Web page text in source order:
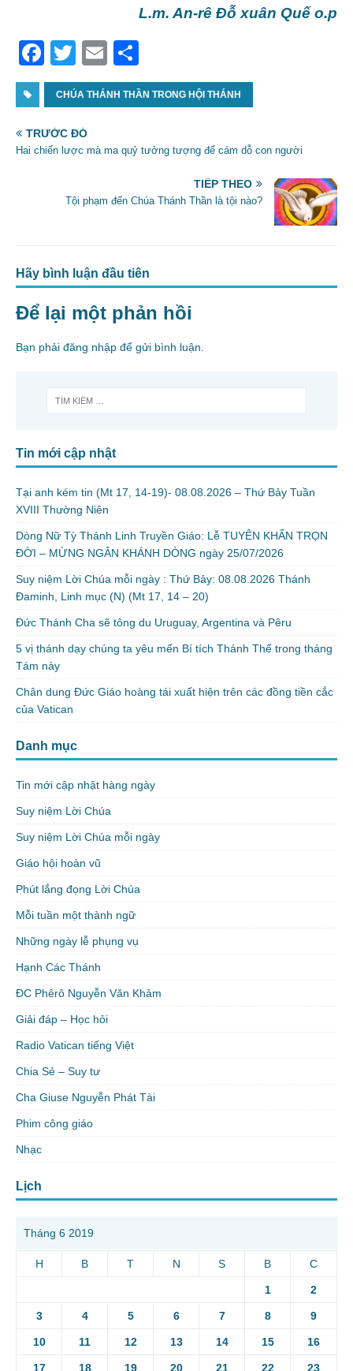
L.m. An-rê Đỗ xuân Quế o.p
F
a
c
e
b
T
w
itt
er
E
m
ai
h
ar
CHÚA THÁNH THẦN TRONG HỘI THÁNH
TRƯỚC ĐÓ
Hai chiến lược mà ma quỷ tưởng tượng để cám dỗ con người
TIẾP THEO
Tội phạm đến Chúa Thánh Thần là tội nào?
Hãy bình luận đầu tiên
Để lại một phản hồi
Bạn phải đăng nhập để gửi bình luận.
Tin mới cập nhật
Tại anh kém tin (Mt 17, 14-19)- 08.08.2026 – Thứ Bảy Tuần
XVIII Thường Niên
Dòng Nữ Tỳ Thánh Linh Truyền Giáo: Lễ TUYÊN KHẤN TRỌN
ĐỜI – MỪNG NGÂN KHÁNH DÒNG ngày 25/07/2026
Suy niệm Lời Chúa mỗi ngày : Thứ Bảy: 08.08.2026 Thánh
Đaminh, Linh mục (N) (Mt 17, 14 – 20)
Đức Thánh Cha sẽ tông du Uruguay, Argentina và Pêru
5 vị thánh dạy chúng ta yêu mến Bí tích Thánh Thể trong tháng
Tám này
Chân dung Đức Giáo hoàng tái xuất hiện trên các đồng tiền cắc
của Vatican
Danh mục
Tin mới cập nhật hàng ngày
Suy niệm Lời Chúa
Suy niệm Lời Chúa mỗi ngày
Giáo hội hoàn vũ
Phút lắng đọng Lời Chúa
Mỗi tuần một thành ngữ
Những ngày lễ phụng vụ
Hạnh Các Thánh
ĐC Phêrô Nguyễn Văn Khảm
Giải đáp – Học hỏi
Radio Vatican tiếng Việt
Chia Sẻ – Suy tư
Cha Giuse Nguyễn Phát Tài
Phim công giáo
Nhạc
Lịch
Tháng 6 2019
H B T N S B C
1 2
3 4 5 6 7 8 9
10 11 12 13 14 15 16
17 18 19 20 21 22 23